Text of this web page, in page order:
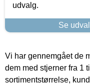
udvalg.
Se
Vi har gennemgået de
dem med stjerner fra 1
sortimentstørrelse,